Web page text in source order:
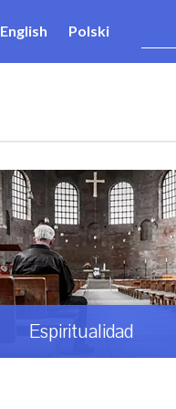
English Polski
Espiritualidad